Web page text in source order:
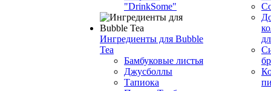
"DrinkSome"
Ингредиенты для Bubble
Tea
Бамбуковые листья
Джусболлы
Тапиока